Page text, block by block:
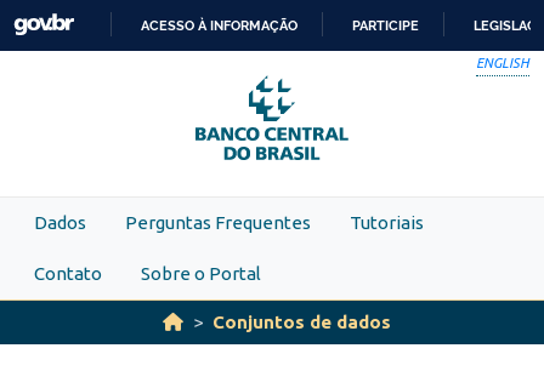
Skip to main content
PARA
O
CONTEÚDO
ACESSO À INFORMAÇÃO PARTICIPE
ENGLISH
Dados Perguntas Frequentes Tutoriais
Contato Sobre o Portal
Conjuntos de dados